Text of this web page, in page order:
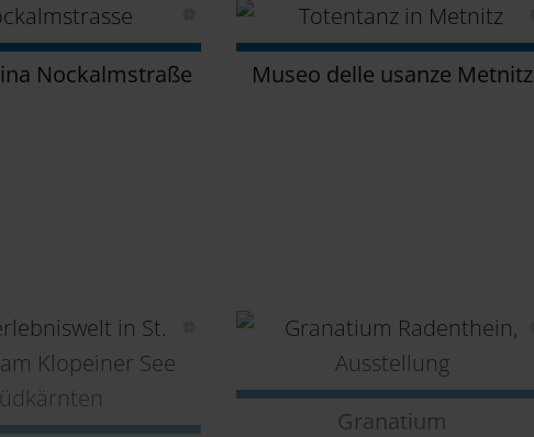
Nockalmstraße Museo delle usanze Metnitz
Granatium